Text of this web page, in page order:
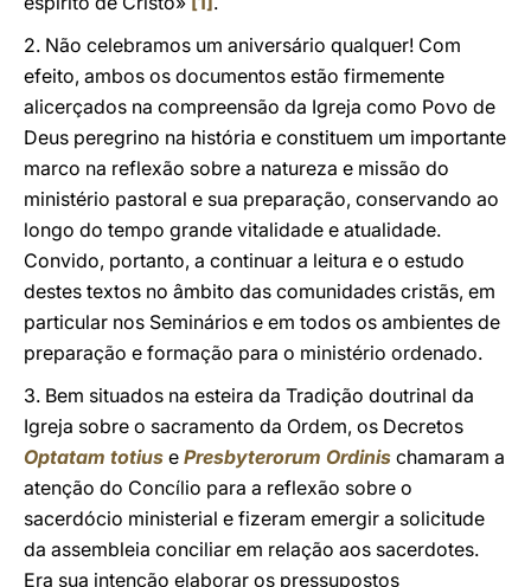
2. Não celebramos um aniversário qualquer! Com
efeito, ambos os documentos estão firmemente
alicerçados na compreensão da Igreja como Povo de
Deus peregrino na história e constituem um importante
marco na reflexão sobre a natureza e missão do
ministério pastoral e sua preparação, conservando ao
longo do tempo grande vitalidade e atualidade.
Convido, portanto, a continuar a leitura e o estudo
destes textos no âmbito das comunidades cristãs, em
particular nos Seminários e em todos os ambientes de
preparação e formação para o ministério ordenado.
3. Bem situados na esteira da Tradição doutrinal da
Igreja sobre o sacramento da Ordem, os Decretos
Optatam totius e Presbyterorum Ordinis chamaram a
atenção do Concílio para a reflexão sobre o
sacerdócio ministerial e fizeram emergir a solicitude
da assembleia conciliar em relação aos sacerdotes.
Era sua intenção elaborar os pressupostos